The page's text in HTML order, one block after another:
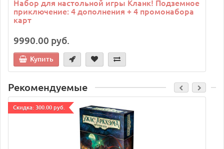
Набор для настольной игры Кланк! Подземное
приключение: 4 дополнения + 4 промонабора
карт
9990.00 руб.
Купить
Рекомендуемые
Cкидка: 300.00 руб.